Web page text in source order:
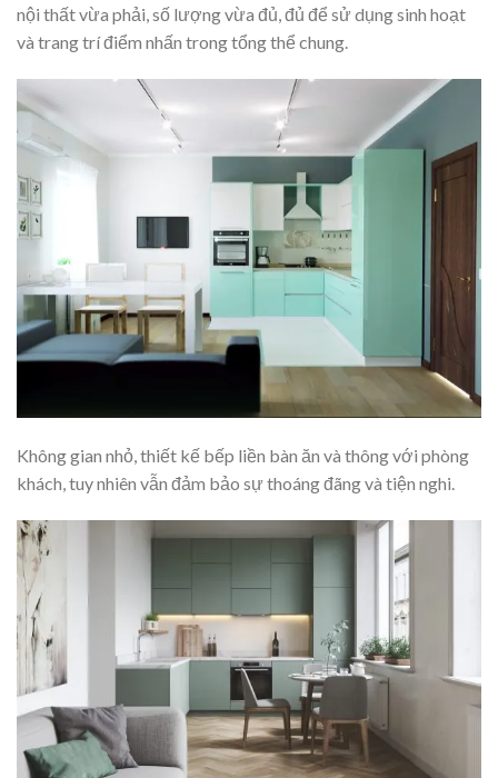
nội thất vừa phải, số lượng vừa đủ, đủ để sử dụng sinh hoạt
và trang trí điểm nhấn trong tổng thể chung.
Không gian nhỏ, thiết kế bếp liền bàn ăn và thông với phòng
khách, tuy nhiên vẫn đảm bảo sự thoáng đãng và tiện nghi.